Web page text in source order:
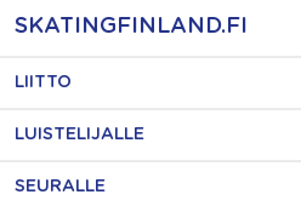
SKATINGFINLAND.FI
LIITTO
LUISTELIJALLE
SEURALLE